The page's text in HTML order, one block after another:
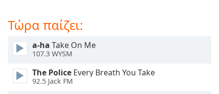
subtitles
selected
Audio
Track
Τώρα παίζει:
a-ha Take On Me
107.3 WYSM
The Police Every Breath You Take
92.5 Jack FM